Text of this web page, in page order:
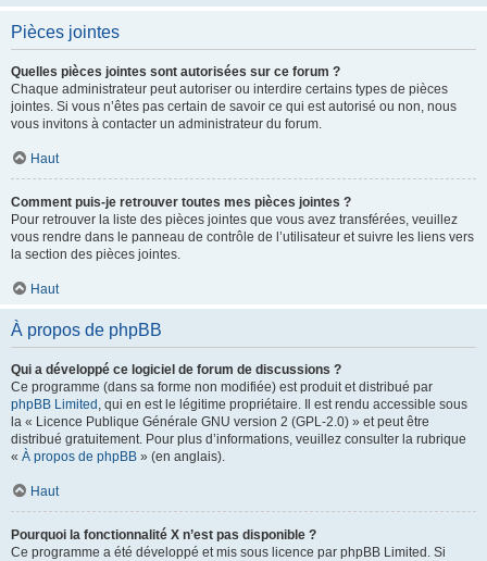
Pièces jointes
Quelles pièces jointes sont autorisées sur ce forum ?
Chaque administrateur peut autoriser ou interdire certains types de pièces
jointes. Si vous n’êtes pas certain de savoir ce qui est autorisé ou non, nous
vous invitons à contacter un administrateur du forum.
Haut
Comment puis-je retrouver toutes mes pièces jointes ?
Pour retrouver la liste des pièces jointes que vous avez transférées, veuillez
vous rendre dans le panneau de contrôle de l’utilisateur et suivre les liens vers
la section des pièces jointes.
Haut
À propos de phpBB
Qui a développé ce logiciel de forum de discussions ?
Ce programme (dans sa forme non modifiée) est produit et distribué par
phpBB Limited , qui en est le légitime propriétaire. Il est rendu accessible sous
la « Licence Publique Générale GNU version 2 (GPL-2.0) » et peut être
distribué gratuitement. Pour plus d’informations, veuillez consulter la rubrique
« À propos de phpBB » (en anglais).
Haut
Pourquoi la fonctionnalité X n’est pas disponible ?
Ce programme a été développé et mis sous licence par phpBB Limited. Si